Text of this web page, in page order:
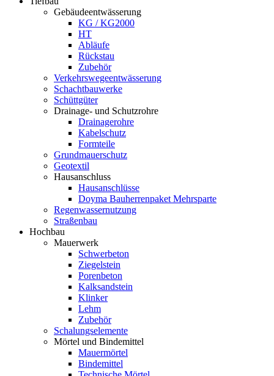
Gebäudeentwässerung
KG / KG2000
HT
Abläufe
Rückstau
Zubehör
Verkehrswegeentwässerung
Schachtbauwerke
Schüttgüter
Drainage- und Schutzrohre
Drainagerohre
Kabelschutz
Formteile
Grundmauerschutz
Geotextil
Hausanschluss
Hausanschlüsse
Doyma Bauherrenpaket Mehrsparte
Regenwassernutzung
Straßenbau
Hochbau
Mauerwerk
Schwerbeton
Ziegelstein
Porenbeton
Kalksandstein
Klinker
Lehm
Zubehör
Schalungselemente
Mörtel und Bindemittel
Mauermörtel
Bindemittel